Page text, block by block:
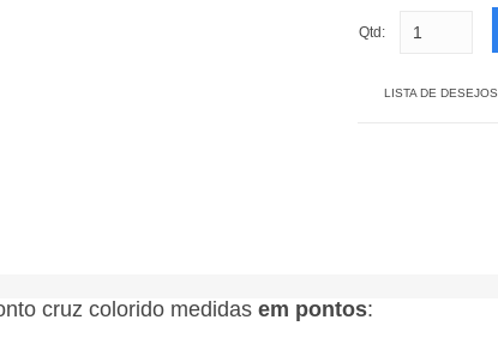
Qtd:
LISTA DE DESEJOS
cruz colorido medidas em pontos: